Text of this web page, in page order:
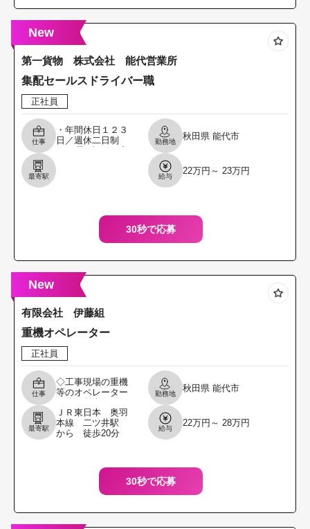
New
第一貨物 株式会社 能代営業所
集配セールスドライバー職
正社員
仕事
・年間休日１２３
日／週休二日制
勤務地
秋田県 能代市
最寄駅 給与
22万円～ 23万円
30秒で応募
New
有限会社 伊藤組
重機オペレーター
正社員
仕事
◇工事現場の重機
等のオペレーター
ただきます。 ＊道
路工事・河川工
事・舗装工事・そ
勤務地
秋田県 能代市
最寄駅
ＪＲ東日本 奥羽
本線 二ツ井駅
から 徒歩20分
給与
22万円～ 28万円
30秒で応募